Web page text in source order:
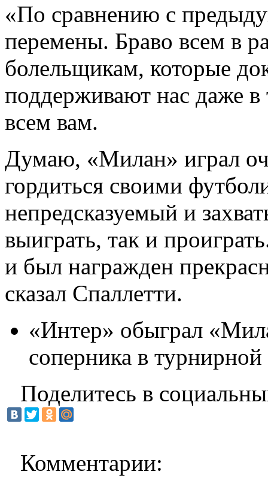
«По сравнению с
перемены. Браво всем в
болельщикам, которые
поддерживают нас даже
всем вам.
Думаю, «Милан» играл
гордиться своими
непредсказуемый и
выиграть, так и
и был награжден
сказал Спаллетти.
«Интер» обыграл
соперника в
Поделитесь в
Комментарии: